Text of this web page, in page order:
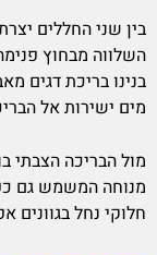
בין שני החללים
השלווה מבחוץ
בנינו בריכת דגים
מים ישירות אל
מול הבריכה הצבתי
מנוחה המשמש גם
חלוקי נחל בגוונים